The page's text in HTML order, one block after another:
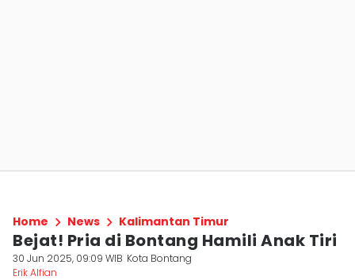
Home News Kalimantan Timur
Bejat! Pria di Bontang Hamili Anak Tiri
30 Jun 2025, 09:09 WIB Kota Bontang
Erik Alfian